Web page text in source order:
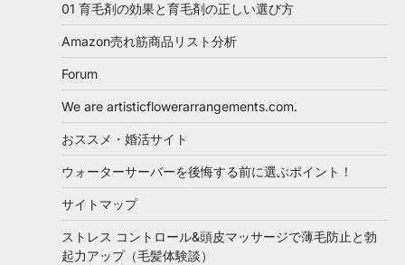
01 育毛剤の効果と育毛剤の正しい選び方
Amazon売れ筋商品リスト分析
Forum
We are artisticflowerarrangements.com.
おススメ・婚活サイト
ウォーターサーバーを後悔する前に選ぶポイント！
サイトマップ
ストレス コントロール&頭皮マッサージで薄毛防止と勃
起力アップ（毛髪体験談）